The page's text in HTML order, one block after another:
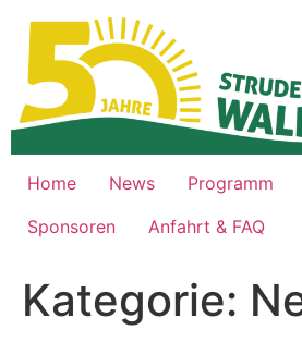
Inhalt
springen
Home News Programm
Sponsoren
Anfahrt & FAQ
Kategorie: